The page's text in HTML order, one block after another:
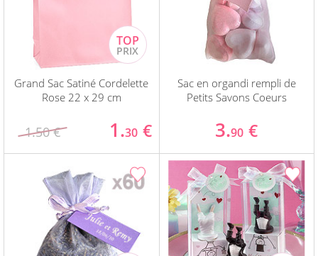
Grand Sac Satiné Cordelette
Rose 22 x 29 cm
1.50 € 1.30 €
Sac en organdi rempli de
Petits Savons Coeurs
3.90 €